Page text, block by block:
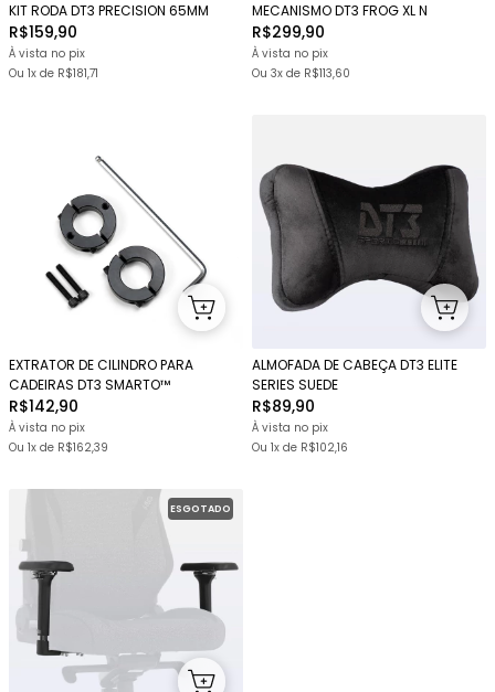
KIT RODA DT3 PRECISION 65MM
R$159,90
À vista no pix
Ou 1x de R$181,71
MECANISMO DT3 FROG XL N
R$299,90
À vista no pix
Ou 3x de R$113,60
EXTRATOR DE CILINDRO PARA
CADEIRAS DT3 SMARTO™
R$142,90
À vista no pix
Ou 1x de R$162,39
ALMOFADA DE CABEÇA DT3 ELITE
SERIES SUEDE
R$89,90
À vista no pix
Ou 1x de R$102,16
ESGOTADO